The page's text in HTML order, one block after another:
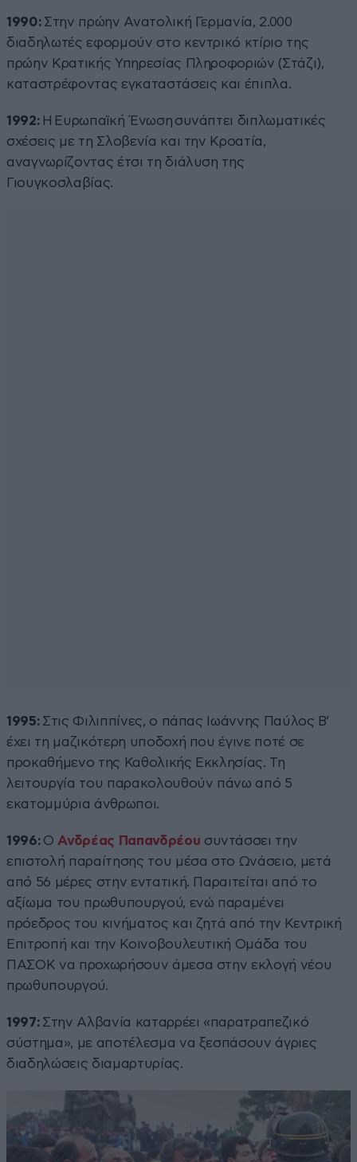
1990: Στην πρώην Ανατολική Γερμανία, 2.000
διαδηλωτές εφορμούν στο κεντρικό κτίριο της
πρώην Κρατικής Υπηρεσίας Πληροφοριών (Στάζι),
καταστρέφοντας εγκαταστάσεις και έπιπλα.
1992: Η Ευρωπαϊκή Ένωση συνάπτει διπλωματικές
σχέσεις με τη Σλοβενία και την Κροατία,
αναγνωρίζοντας έτσι τη διάλυση της
Γιουγκοσλαβίας.
1995: Στις Φιλιππίνες, ο πάπας Ιωάννης Παύλος Β’
έχει τη μαζικότερη υποδοχή που έγινε ποτέ σε
προκαθήμενο της Καθολικής Εκκλησίας. Τη
λειτουργία του παρακολουθούν πάνω από 5
εκατομμύρια άνθρωποι.
1996: Ο Ανδρέας Παπανδρέου συντάσσει την
επιστολή παραίτησης του μέσα στο Ωνάσειο, μετά
από 56 μέρες στην εντατική. Παραιτείται από το
αξίωμα του πρωθυπουργού, ενώ παραμένει
πρόεδρος του κινήματος και ζητά από την Κεντρική
Επιτροπή και την Κοινοβουλευτική Ομάδα του
ΠΑΣΟΚ να προχωρήσουν άμεσα στην εκλογή νέου
πρωθυπουργού.
1997: Στην Αλβανία καταρρέει «παρατραπεζικό
σύστημα», με αποτέλεσμα να ξεσπάσουν άγριες
διαδηλώσεις διαμαρτυρίας.